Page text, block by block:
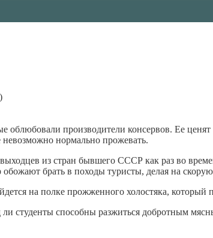
облюбовали производители консервов. Ее
невозможно нормально прожевать.
из стран бывшего СССР как раз во
брать в походы туристы, делая на
на полке прожженного холостяка, который
студенты способны разжиться добротным